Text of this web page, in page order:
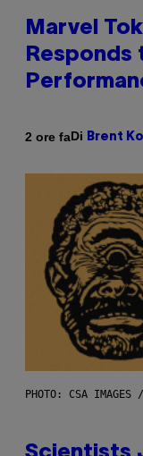
Marvel
Responds
2 ore faDi Brent
PHOTO: CSA IMAGES